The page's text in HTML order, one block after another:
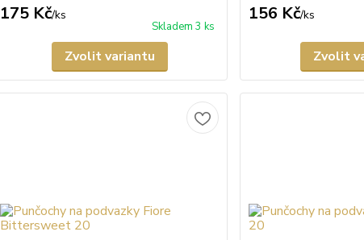
175 Kč/ks
Skladem 3 ks
Zvolit variantu
156 Kč/ks
Zvolit